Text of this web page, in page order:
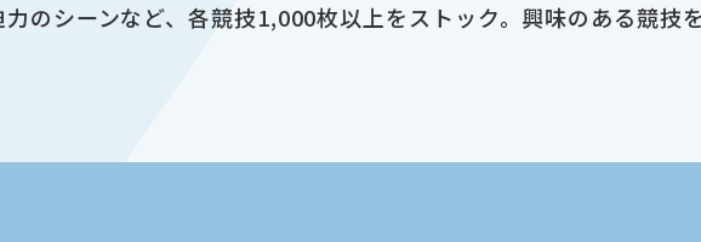
のシーンなど、各競技1,000枚以上をストック。興味のある競技